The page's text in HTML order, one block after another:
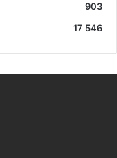
903
17 546